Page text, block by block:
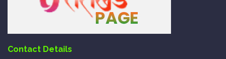
Contact Details